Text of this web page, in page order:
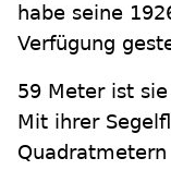
habe seine
Verfügung
59 Meter ist
Mit ihrer